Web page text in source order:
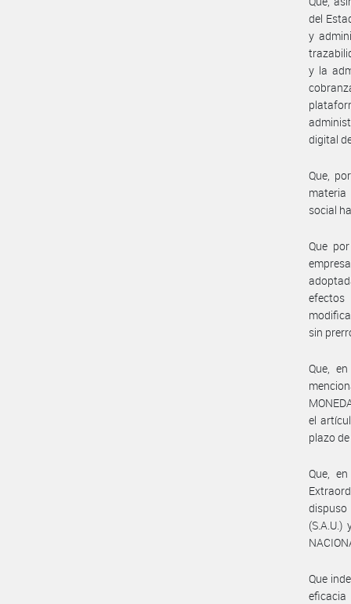
del
y
y la
digital
Que,
social
Que
sin
Que,
el
plazo
Que,
dispuso
Que